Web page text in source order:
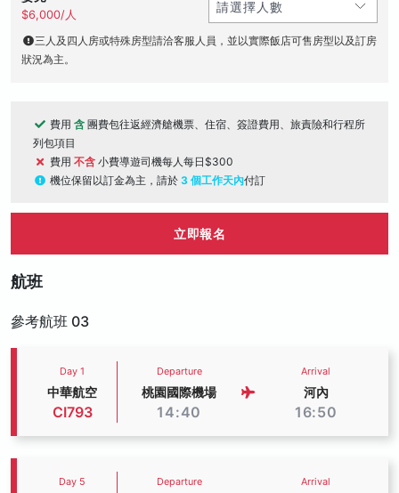
$6,000/人
三人及四人房或特殊房型請洽客服人員，並以實際飯店可售房型以及訂房
狀況為主。
費用 含 團費包往返經濟艙機票、住宿、簽證費用、旅責險和行程所
列包項目
費用 不含 小費導遊司機每人每日$300
機位保留以訂金為主，請於 3 個工作天內付訂
立即報名
航班
參考航班 03
Day 1
中華航空
CI793
Departure
桃園國際機場
14:40
Arrival
河內
16:50
Day 5 Departure Arrival